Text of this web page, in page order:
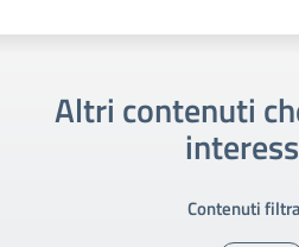
Altri contenuti
Contenuti